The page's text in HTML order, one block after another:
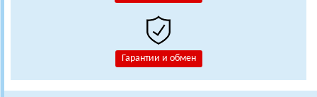
Гарантии и обмен